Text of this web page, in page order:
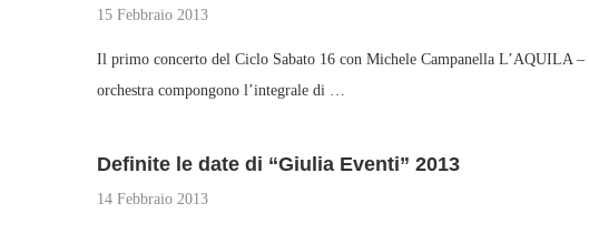
15 Febbraio 2013
Il primo concerto del Ciclo Sabato 16 con Michele Campanella L’AQUILA
orchestra compongono l’integrale di …
Definite le date di “Giulia Eventi” 2013
14 Febbraio 2013